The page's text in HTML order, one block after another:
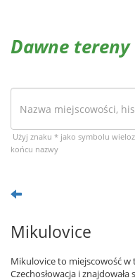
Dawne
Użyj znaku * jako symbolu
końcu nazwy
Mikulovice
Mikulovice to miejscowość w
Czechosłowacja i